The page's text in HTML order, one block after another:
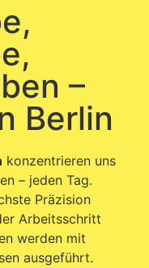
–
Berlin
konzentrieren uns
– jeden Tag.
Präzision
Arbeitsschritt
werden mit
ausgeführt.